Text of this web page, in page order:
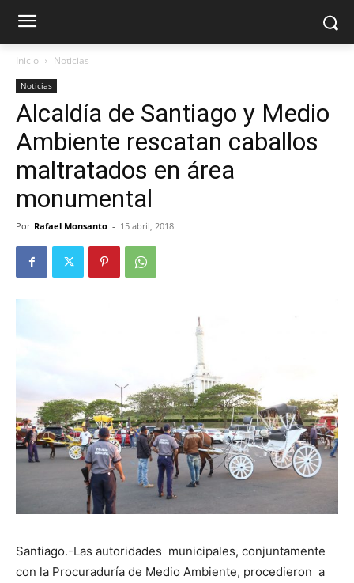
Inicio Noticias
Noticias
Alcaldía de Santiago y Medio
Ambiente rescatan caballos
maltratados en área
monumental
Por Rafael Monsanto - 15 abril, 2018
Santiago.-Las autoridades municipales, conjuntamente
con la Procuraduría de Medio Ambiente, procedieron a